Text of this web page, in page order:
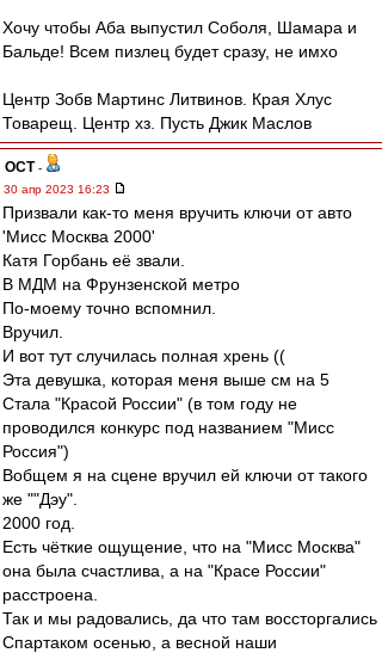
Хочу чтобы Аба выпустил Соболя, Шамара и
Бальде! Всем пизлец будет сразу, не имхо
Центр Зобв Мартинс Литвинов. Края Хлус
Товарещ. Центр хз. Пусть Джик Маслов
ОСТ -
30 апр 2023 16:23
Призвали как-то меня вручить ключи от авто
'Мисс Москва 2000'
Катя Горбань её звали.
В МДМ на Фрунзенской метро
По-моему точно вспомнил.
Вручил.
И вот тут случилась полная хрень ((
Эта девушка, которая меня выше см на 5
Стала "Красой России" (в том году не
проводился конкурс под названием "Мисс
Россия")
Вобщем я на сцене вручил ей ключи от такого
же ""Дэу".
2000 год.
Есть чёткие ощущение, что на "Мисс Москва"
она была счастлива, а на "Красе России"
расстроена.
Так и мы радовались, да что там воссторгались
Спартаком осенью, а весной наши